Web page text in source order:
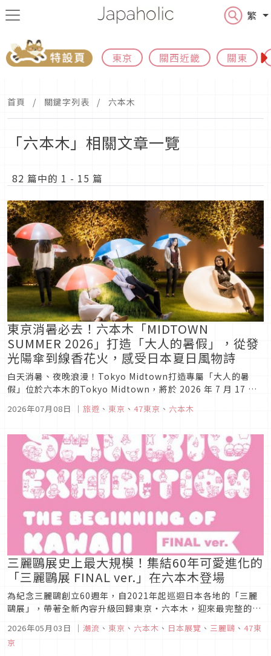
繁
東京 關西近畿 關東
首頁 關鍵字列表 六本木
「六本木」相關文章一覽
82 篇中的 1 - 15 篇
東京消暑必去！六本木「MIDTOWN
SUMMER 2026」打造「大人的暑假」，從發
光陽傘到線香花火，感受日本夏日風物詩
白天消暑、夜晚浪漫！Tokyo Midtown打造專屬「大人的暑
假」位於六本木的Tokyo Midtown，將於 2026 年 7 月 17 日
「大人的暑假」為主題，結合自然綠意、藝術裝置與夏日風物
2026年07月08日 ｜ 旅遊 、 東京 、 47東京 、 六本木
三麗鷗展史上最大規模！集結60年可愛進化的
「三麗鷗展 FINAL ver.」在六本木登場
為紀念三麗鷗創立60週年，自2021年起巡迴日本各地的「三麗
鷗展」，帶著全新內容升級回歸東京・六本木，迎來最完整的
不僅是一場展覽，更是一段關於「可愛（かわいい）」如何誕
生、擴散並成為全球共通語言的文化旅程。本展將回顧三麗鷗超
2026年05月03日 ｜ 潮流 、 東京 、 六本木 、 日本展覽 、 三麗鷗 、 47東
京